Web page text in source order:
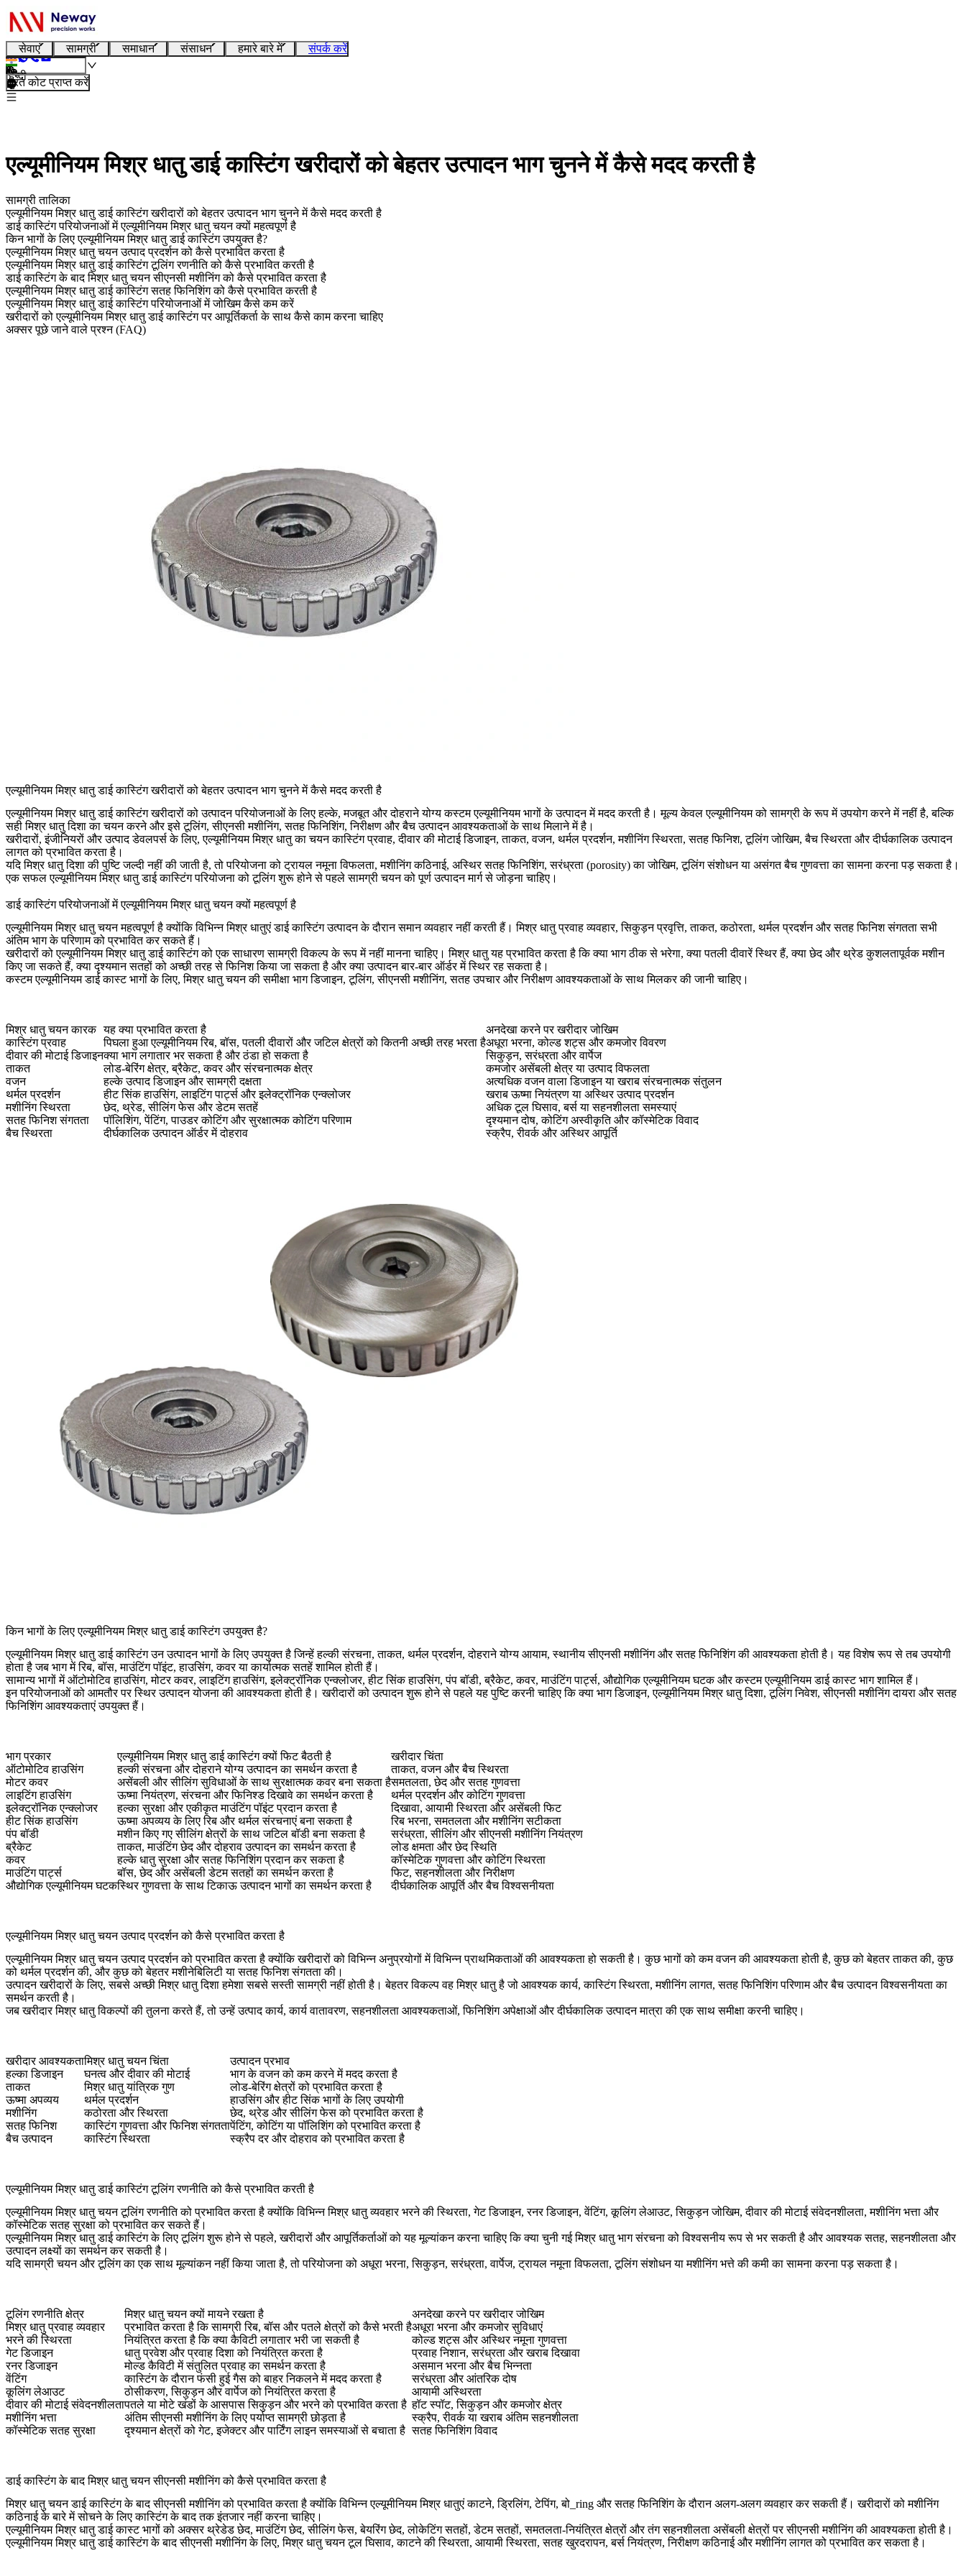
सेवाएं सामग्री समाधान संसाधन हमारे बारे में संपर्क करें
हिन्दी
तुरंत कोट प्राप्त करें
एल्यूमीनियम मिश्र धातु डाई कास्टिंग खरीदारों को बेहतर उत्पादन भाग चुनने में कैसे मदद करती है
सामग्री तालिका
एल्यूमीनियम मिश्र धातु डाई कास्टिंग खरीदारों को बेहतर उत्पादन भाग चुनने में कैसे मदद करती है
डाई कास्टिंग परियोजनाओं में एल्यूमीनियम मिश्र धातु चयन क्यों महत्वपूर्ण है
किन भागों के लिए एल्यूमीनियम मिश्र धातु डाई कास्टिंग उपयुक्त है?
एल्यूमीनियम मिश्र धातु चयन उत्पाद प्रदर्शन को कैसे प्रभावित करता है
एल्यूमीनियम मिश्र धातु डाई कास्टिंग टूलिंग रणनीति को कैसे प्रभावित करती है
डाई कास्टिंग के बाद मिश्र धातु चयन सीएनसी मशीनिंग को कैसे प्रभावित करता है
एल्यूमीनियम मिश्र धातु डाई कास्टिंग सतह फिनिशिंग को कैसे प्रभावित करती है
एल्यूमीनियम मिश्र धातु डाई कास्टिंग परियोजनाओं में जोखिम कैसे कम करें
खरीदारों को एल्यूमीनियम मिश्र धातु डाई कास्टिंग पर आपूर्तिकर्ता के साथ कैसे काम करना चाहिए
अक्सर पूछे जाने वाले प्रश्न (FAQ)
एल्यूमीनियम मिश्र धातु डाई कास्टिंग खरीदारों को बेहतर उत्पादन भाग चुनने में कैसे मदद करती है
एल्यूमीनियम मिश्र धातु डाई कास्टिंगखरीदारों को उत्पादन परियोजनाओं के लिए हल्के, मजबूत और दोहराने योग्य कस्टम एल्यूमीनियम भागों के उत्पादन में मदद करती है। मूल्य केवल एल्यूमीनियम को सामग्री के रूप में उपयोग करने में नहीं है, बल्कि
सही मिश्र धातु दिशा का चयन करने और इसे टूलिंग, सीएनसी मशीनिंग, सतह फिनिशिंग, निरीक्षण और बैच उत्पादन आवश्यकताओं के साथ मिलाने में है।
खरीदारों, इंजीनियरों और उत्पाद डेवलपर्स के लिए, एल्यूमीनियम मिश्र धातु का चयन कास्टिंग प्रवाह, दीवार की मोटाई डिजाइन, ताकत, वजन, थर्मल प्रदर्शन, मशीनिंग स्थिरता, सतह फिनिश, टूलिंग जोखिम, बैच स्थिरता और दीर्घकालिक उत्पादन
लागत को प्रभावित करता है।
यदि मिश्र धातु दिशा की पुष्टि जल्दी नहीं की जाती है, तो परियोजना को ट्रायल नमूना विफलता, मशीनिंग कठिनाई, अस्थिर सतह फिनिशिंग, सरंध्रता (porosity) का जोखिम, टूलिंग संशोधन या असंगत बैच गुणवत्ता का सामना करना पड़ सकता है।
एक सफल एल्यूमीनियम मिश्र धातु डाई कास्टिंग परियोजना को टूलिंग शुरू होने से पहले सामग्री चयन को पूर्ण उत्पादन मार्ग से जोड़ना चाहिए।
डाई कास्टिंग परियोजनाओं में एल्यूमीनियम मिश्र धातु चयन क्यों महत्वपूर्ण है
एल्यूमीनियम मिश्र धातु चयन महत्वपूर्ण है क्योंकि विभिन्न मिश्र धातुएं डाई कास्टिंग उत्पादन के दौरान समान व्यवहार नहीं करती हैं। मिश्र धातु प्रवाह व्यवहार, सिकुड़न प्रवृत्ति, ताकत, कठोरता, थर्मल प्रदर्शन और सतह फिनिश संगतता सभी
अंतिम भाग के परिणाम को प्रभावित कर सकते हैं।
खरीदारों को एल्यूमीनियम मिश्र धातु डाई कास्टिंग को एक साधारण सामग्री विकल्प के रूप में नहीं मानना चाहिए। मिश्र धातु यह प्रभावित करता है कि क्या भाग ठीक से भरेगा, क्या पतली दीवारें स्थिर हैं, क्या छेद और थ्रेड कुशलतापूर्वक मशीन
किए जा सकते हैं, क्या दृश्यमान सतहों को अच्छी तरह से फिनिश किया जा सकता है और क्या उत्पादन बार-बार ऑर्डर में स्थिर रह सकता है।
कस्टम एल्यूमीनियम डाई कास्ट भागोंके लिए, मिश्र धातु चयन की समीक्षा भाग डिजाइन, टूलिंग, सीएनसी मशीनिंग, सतह उपचार और निरीक्षण आवश्यकताओं के साथ मिलकर की जानी चाहिए।
मिश्र धातु चयन कारक यह क्या प्रभावित करता है
अनदेखा करने पर खरीदार जोखिम
कास्टिंग प्रवाह
पिघला हुआ एल्यूमीनियम रिब, बॉस, पतली दीवारों और जटिल क्षेत्रों को कितनी अच्छी तरह भरता हैअधूरा भरना, कोल्ड शट्स और कमजोर विवरण
दीवार की मोटाई डिजाइनक्या भाग लगातार भर सकता है और ठंडा हो सकता है
सिकुड़न, सरंध्रता और वार्पेज
ताकत
लोड-बेरिंग क्षेत्र, ब्रैकेट, कवर और संरचनात्मक क्षेत्र
कमजोर असेंबली क्षेत्र या उत्पाद विफलता
वजन
हल्के उत्पाद डिजाइन और सामग्री दक्षता
अत्यधिक वजन वाला डिजाइन या खराब संरचनात्मक संतुलन
थर्मल प्रदर्शन
हीट सिंक हाउसिंग, लाइटिंग पार्ट्स और इलेक्ट्रॉनिक एन्क्लोजर
खराब ऊष्मा नियंत्रण या अस्थिर उत्पाद प्रदर्शन
मशीनिंग स्थिरता
छेद, थ्रेड, सीलिंग फेस और डेटम सतहें
अधिक टूल घिसाव, बर्स या सहनशीलता समस्याएं
सतह फिनिश संगतता
पॉलिशिंग, पेंटिंग, पाउडर कोटिंग और सुरक्षात्मक कोटिंग परिणाम
दृश्यमान दोष, कोटिंग अस्वीकृति और कॉस्मेटिक विवाद
बैच स्थिरता
दीर्घकालिक उत्पादन ऑर्डर में दोहराव स्क्रैप, रीवर्क और अस्थिर आपूर्ति
किन भागों के लिए एल्यूमीनियम मिश्र धातु डाई कास्टिंग उपयुक्त है?
एल्यूमीनियम मिश्र धातु डाई कास्टिंग उन उत्पादन भागों के लिए उपयुक्त है जिन्हें हल्की संरचना, ताकत, थर्मल प्रदर्शन, दोहराने योग्य आयाम, स्थानीय सीएनसी मशीनिंग और सतह फिनिशिंग की आवश्यकता होती है। यह विशेष रूप से तब उपयोगी
होता है जब भाग में रिब, बॉस, माउंटिंग पॉइंट, हाउसिंग, कवर या कार्यात्मक सतहें शामिल होती हैं।
सामान्य भागों में ऑटोमोटिव हाउसिंग, मोटर कवर, लाइटिंग हाउसिंग, इलेक्ट्रॉनिक एन्क्लोजर, हीट सिंक हाउसिंग, पंप बॉडी, ब्रैकेट, कवर, माउंटिंग पार्ट्स, औद्योगिक एल्यूमीनियम घटक और कस्टम एल्यूमीनियम डाई कास्ट भाग शामिल हैं।
इन परियोजनाओं को आमतौर पर स्थिर उत्पादन योजना की आवश्यकता होती है। खरीदारों को उत्पादन शुरू होने से पहले यह पुष्टि करनी चाहिए कि क्या भाग डिजाइन, एल्यूमीनियम मिश्र धातु दिशा, टूलिंग निवेश, सीएनसी मशीनिंग दायरा और सतह
फिनिशिंग आवश्यकताएं उपयुक्त हैं।
भाग प्रकार एल्यूमीनियम मिश्र धातु डाई कास्टिंग क्यों फिट बैठती है
खरीदार चिंता
ऑटोमोटिव हाउसिंग
हल्की संरचना और दोहराने योग्य उत्पादन का समर्थन करता है
ताकत, वजन और बैच स्थिरता
मोटर कवर
असेंबली और सीलिंग सुविधाओं के साथ सुरक्षात्मक कवर बना सकता हैसमतलता, छेद और सतह गुणवत्ता
लाइटिंग हाउसिंग
ऊष्मा नियंत्रण, संरचना और फिनिश्ड दिखावे का समर्थन करता है
थर्मल प्रदर्शन और कोटिंग गुणवत्ता
इलेक्ट्रॉनिक एन्क्लोजर
हल्का सुरक्षा और एकीकृत माउंटिंग पॉइंट प्रदान करता है
दिखावा, आयामी स्थिरता और असेंबली फिट
हीट सिंक हाउसिंग
ऊष्मा अपव्यय के लिए रिब और थर्मल संरचनाएं बना सकता है
रिब भरना, समतलता और मशीनिंग सटीकता
पंप बॉडी
मशीन किए गए सीलिंग क्षेत्रों के साथ जटिल बॉडी बना सकता है
सरंध्रता, सीलिंग और सीएनसी मशीनिंग नियंत्रण
ब्रैकेट
ताकत, माउंटिंग छेद और दोहराव उत्पादन का समर्थन करता है
लोड क्षमता और छेद स्थिति
कवर
हल्के धातु सुरक्षा और सतह फिनिशिंग प्रदान कर सकता है
कॉस्मेटिक गुणवत्ता और कोटिंग स्थिरता
माउंटिंग पार्ट्स
बॉस, छेद और असेंबली डेटम सतहों का समर्थन करता है
फिट, सहनशीलता और निरीक्षण
औद्योगिक एल्यूमीनियम घटकस्थिर गुणवत्ता के साथ टिकाऊ उत्पादन भागों का समर्थन करता है दीर्घकालिक आपूर्ति और बैच विश्वसनीयता
एल्यूमीनियम मिश्र धातु चयन उत्पाद प्रदर्शन को कैसे प्रभावित करता है
एल्यूमीनियम मिश्र धातु चयन उत्पाद प्रदर्शन को प्रभावित करता है क्योंकि खरीदारों को विभिन्न अनुप्रयोगों में विभिन्न प्राथमिकताओं की आवश्यकता हो सकती है। कुछ भागों को कम वजन की आवश्यकता होती है, कुछ को बेहतर ताकत की, कुछ
को थर्मल प्रदर्शन की, और कुछ को बेहतर मशीनेबिलिटी या सतह फिनिश संगतता की।
उत्पादन खरीदारों के लिए, सबसे अच्छी मिश्र धातु दिशा हमेशा सबसे सस्ती सामग्री नहीं होती है। बेहतर विकल्प वह मिश्र धातु है जो आवश्यक कार्य, कास्टिंग स्थिरता, मशीनिंग लागत, सतह फिनिशिंग परिणाम और बैच उत्पादन विश्वसनीयता का
समर्थन करती है।
जब खरीदार मिश्र धातु विकल्पों की तुलना करते हैं, तो उन्हें उत्पाद कार्य, कार्य वातावरण, सहनशीलता आवश्यकताओं, फिनिशिंग अपेक्षाओं और दीर्घकालिक उत्पादन मात्रा की एक साथ समीक्षा करनी चाहिए।
खरीदार आवश्यकतामिश्र धातु चयन चिंता
उत्पादन प्रभाव
हल्का डिजाइन
घनत्व और दीवार की मोटाई
भाग के वजन को कम करने में मदद करता है
ताकत
मिश्र धातु यांत्रिक गुण
लोड-बेरिंग क्षेत्रों को प्रभावित करता है
ऊष्मा अपव्यय
थर्मल प्रदर्शन
हाउसिंग और हीट सिंक भागों के लिए उपयोगी
मशीनिंग
कठोरता और स्थिरता
छेद, थ्रेड और सीलिंग फेस को प्रभावित करता है
सतह फिनिश
कास्टिंग गुणवत्ता और फिनिश संगततापेंटिंग, कोटिंग या पॉलिशिंग को प्रभावित करता है
बैच उत्पादन
कास्टिंग स्थिरता स्क्रैप दर और दोहराव को प्रभावित करता है
एल्यूमीनियम मिश्र धातु डाई कास्टिंग टूलिंग रणनीति को कैसे प्रभावित करती है
एल्यूमीनियम मिश्र धातु चयन टूलिंग रणनीति को प्रभावित करता है क्योंकि विभिन्न मिश्र धातु व्यवहार भरने की स्थिरता, गेट डिजाइन, रनर डिजाइन, वेंटिंग, कूलिंग लेआउट, सिकुड़न जोखिम, दीवार की मोटाई संवेदनशीलता, मशीनिंग भत्ता और
कॉस्मेटिक सतह सुरक्षा को प्रभावित कर सकते हैं।
एल्यूमीनियम मिश्र धातु डाई कास्टिंग के लिए टूलिंगशुरू होने से पहले, खरीदारों और आपूर्तिकर्ताओं को यह मूल्यांकन करना चाहिए कि क्या चुनी गई मिश्र धातु भाग संरचना को विश्वसनीय रूप से भर सकती है और आवश्यक सतह, सहनशीलता और
उत्पादन लक्ष्यों का समर्थन कर सकती है।
यदि सामग्री चयन और टूलिंग का एक साथ मूल्यांकन नहीं किया जाता है, तो परियोजना को अधूरा भरना, सिकुड़न, सरंध्रता, वार्पेज, ट्रायल नमूना विफलता, टूलिंग संशोधन या मशीनिंग भत्ते की कमी का सामना करना पड़ सकता है।
टूलिंग रणनीति क्षेत्र मिश्र धातु चयन क्यों मायने रखता है
अनदेखा करने पर खरीदार जोखिम
मिश्र धातु प्रवाह व्यवहार
प्रभावित करता है कि सामग्री रिब, बॉस और पतले क्षेत्रों को कैसे भरती हैअधूरा भरना और कमजोर सुविधाएं
भरने की स्थिरता
नियंत्रित करता है कि क्या कैविटी लगातार भरी जा सकती है
कोल्ड शट्स और अस्थिर नमूना गुणवत्ता
गेट डिजाइन
धातु प्रवेश और प्रवाह दिशा को नियंत्रित करता है
प्रवाह निशान, सरंध्रता और खराब दिखावा
रनर डिजाइन
मोल्ड कैविटी में संतुलित प्रवाह का समर्थन करता है
असमान भरना और बैच भिन्नता
वेंटिंग
कास्टिंग के दौरान फंसी हुई गैस को बाहर निकलने में मदद करता है
सरंध्रता और आंतरिक दोष
कूलिंग लेआउट
ठोसीकरण, सिकुड़न और वार्पेज को नियंत्रित करता है
आयामी अस्थिरता
दीवार की मोटाई संवेदनशीलतापतले या मोटे खंडों के आसपास सिकुड़न और भरने को प्रभावित करता है हॉट स्पॉट, सिकुड़न और कमजोर क्षेत्र
मशीनिंग भत्ता
अंतिम सीएनसी मशीनिंग के लिए पर्याप्त सामग्री छोड़ता है
स्क्रैप, रीवर्क या खराब अंतिम सहनशीलता
कॉस्मेटिक सतह सुरक्षा
दृश्यमान क्षेत्रों को गेट, इजेक्टर और पार्टिंग लाइन समस्याओं से बचाता है सतह फिनिशिंग विवाद
डाई कास्टिंग के बाद मिश्र धातु चयन सीएनसी मशीनिंग को कैसे प्रभावित करता है
मिश्र धातु चयन डाई कास्टिंग के बाद सीएनसी मशीनिंग को प्रभावित करता है क्योंकि विभिन्न एल्यूमीनियम मिश्र धातुएं काटने, ड्रिलिंग, टेपिंग, बो_ring और सतह फिनिशिंग के दौरान अलग-अलग व्यवहार कर सकती हैं। खरीदारों को मशीनिंग
कठिनाई के बारे में सोचने के लिए कास्टिंग के बाद तक इंतजार नहीं करना चाहिए।
एल्यूमीनियम मिश्र धातु डाई कास्ट भागों को अक्सर थ्रेडेड छेद, माउंटिंग छेद, सीलिंग फेस, बेयरिंग छेद, लोकेटिंग सतहों, डेटम सतहों, समतलता-नियंत्रित क्षेत्रों और तंग सहनशीलता असेंबली क्षेत्रों पर सीएनसी मशीनिंग की आवश्यकता होती है।
एल्यूमीनियम मिश्र धातु डाई कास्टिंग के बाद सीएनसी मशीनिंगके लिए, मिश्र धातु चयन टूल घिसाव, काटने की स्थिरता, आयामी स्थिरता, सतह खुरदरापन, बर्स नियंत्रण, निरीक्षण कठिनाई और मशीनिंग लागत को प्रभावित कर सकता है।